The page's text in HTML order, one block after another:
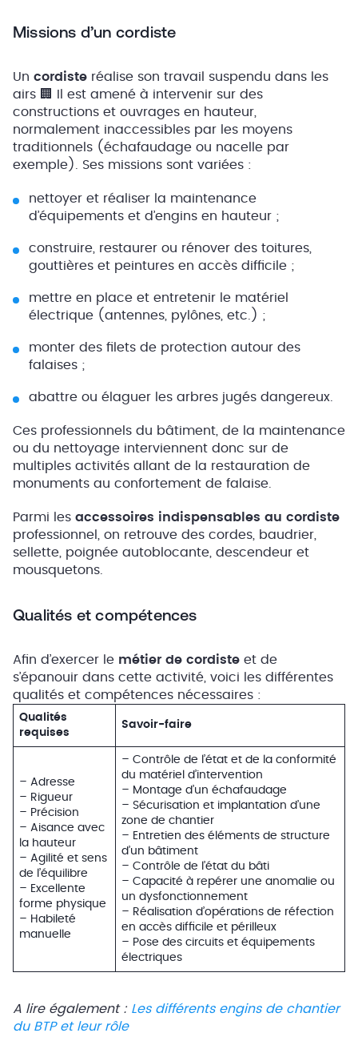
Missions d’un cordiste
Un cordiste réalise son travail suspendu dans les
airs 🏢 Il est amené à intervenir sur des
constructions et ouvrages en hauteur,
normalement inaccessibles par les moyens
traditionnels (échafaudage ou nacelle par
exemple). Ses missions sont variées :
nettoyer et réaliser la maintenance
d’équipements et d’engins en hauteur ;
construire, restaurer ou rénover des toitures,
gouttières et peintures en accès difficile ;
mettre en place et entretenir le matériel
électrique (antennes, pylônes, etc.) ;
monter des filets de protection autour des
falaises ;
abattre ou élaguer les arbres jugés dangereux.
Ces professionnels du bâtiment, de la maintenance
ou du nettoyage interviennent donc sur de
multiples activités allant de la restauration de
monuments au confortement de falaise.
Parmi les accessoires indispensables au cordiste
professionnel, on retrouve des cordes, baudrier,
sellette, poignée autoblocante, descendeur et
mousquetons.
Qualités et compétences
Afin d’exercer le métier de cordiste et de
s’épanouir dans cette activité, voici les différentes
qualités et compétences nécessaires :
Qualités
requises
Savoir-faire
– Adresse
– Rigueur
– Précision
– Aisance avec
la hauteur
– Agilité et sens
de l’équilibre
– Excellente
forme physique
– Habileté
manuelle
– Contrôle de l’état et de la conformité
du matériel d’intervention
– Montage d’un échafaudage
– Sécurisation et implantation d’une
zone de chantier
– Entretien des éléments de structure
d’un bâtiment
– Contrôle de l’état du bâti
– Capacité à repérer une anomalie ou
un dysfonctionnement
– Réalisation d’opérations de réfection
en accès difficile et périlleux
– Pose des circuits et équipements
électriques
A lire également : Les différents engins de chantier
du BTP et leur rôle